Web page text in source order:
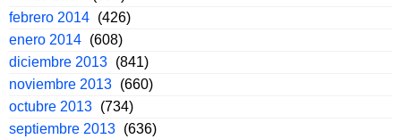
febrero 2014 (426)
enero 2014 (608)
diciembre 2013 (841)
noviembre 2013 (660)
octubre 2013 (734)
septiembre 2013 (636)